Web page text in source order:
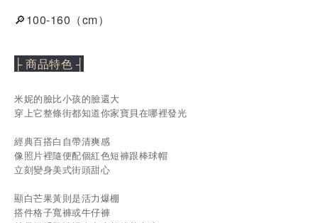
🔎100-160（cm）
├ 商品特色 ┤
米妮的臉比小孩的臉還大
穿上它整條街都知道你家寶貝在哪裡發光
經典百搭白自帶清爽感
像照片裡隨便配個紅色短褲跟棒球帽
立刻變身美式街頭甜心
顯白芒果黃則是活力爆棚
搭件格子寬褲或牛仔褲